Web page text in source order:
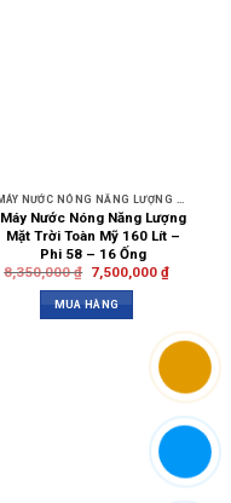
Máy Nước Nóng Năng Lượng
Mặt Trời Toàn Mỹ 160 Lít –
Phi 58 – 16 Ống
8,350,000₫ 7,500,000 ₫
MUA HÀNG